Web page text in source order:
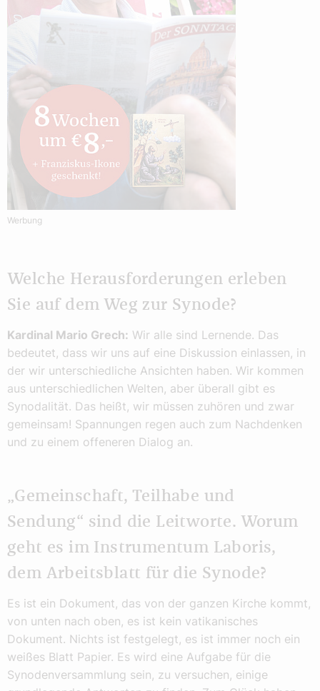
Werbung
Welche Herausforderungen erleben
Sie auf dem Weg zur Synode?
Kardinal Mario Grech: Wir alle sind Lernende. Das
bedeutet, dass wir uns auf eine Diskussion einlassen, in
der wir unterschiedliche Ansichten haben. Wir kommen
aus unterschiedlichen Welten, aber überall gibt es
Synodalität. Das heißt, wir müssen zuhören und zwar
gemeinsam! Spannungen regen auch zum Nachdenken
und zu einem offeneren Dialog an.
„Gemeinschaft, Teilhabe und
Sendung“ sind die Leitworte. Worum
geht es im Instrumentum Laboris,
dem Arbeitsblatt für die Synode?
Es ist ein Dokument, das von der ganzen Kirche kommt,
von unten nach oben, es ist kein vatikanisches
Dokument. Nichts ist festgelegt, es ist immer noch ein
weißes Blatt Papier. Es wird eine Aufgabe für die
Synodenversammlung sein, zu versuchen, einige